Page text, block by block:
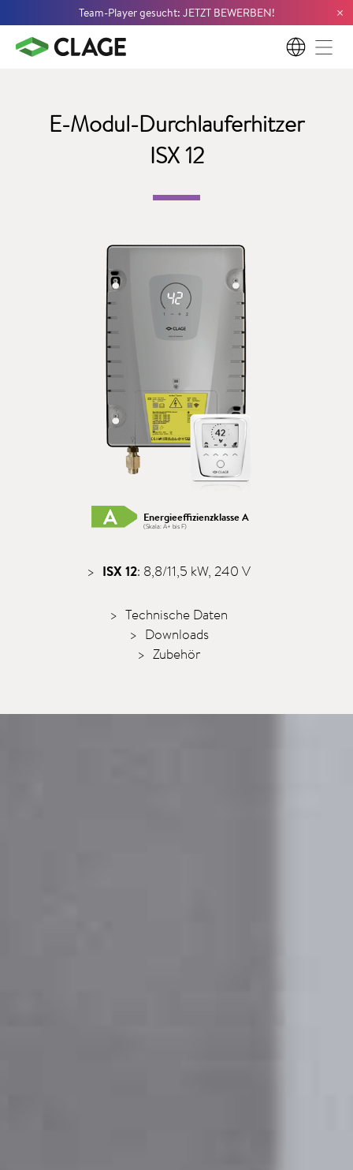
Team-Player gesucht: JETZT BEWERBEN! ×
DE
E-Modul-Durchlauferhitzer
ISX 12
Energieeffizienzklasse A
(Skala: A+ bis F)
ISX 12: 8,8/11,5 kW, 240 V
Technische Daten
Downloads
Zubehör